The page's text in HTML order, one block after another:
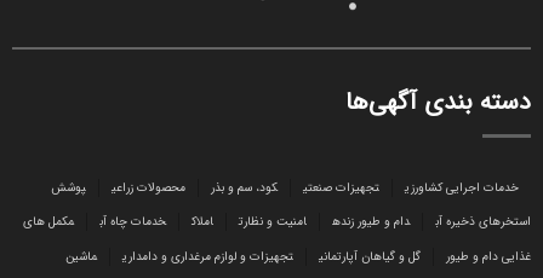
دسته بندی آگهی‌ها
خدمات اجرایی کشاورزی تجهیزات صنعتی کود، سم و بذر محصولات زراعی
پوشش
استخرهای ذخیره آب
دام و طیور زنده امنیت و نظارت املاک خدمات چاه آب
مکمل های
غذایی دام و طیور
گل و گیاهان آپارتمانی تجهیزات و لوازم مرغداری و دامداری
ماشین